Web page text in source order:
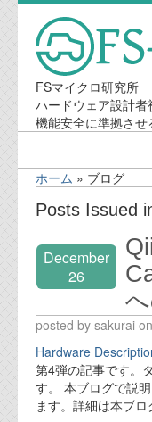
FSマイクロ研究所
ハードウェア設計
機能安全に準拠さ
ニュース
業務内容
機能安全コン
会社案内
会社概要
代表ご挨拶
ホーム » ブログ
Posts Issued
December
26
posted by sakurai
Hardware
第4弾の記事です。
す。 本ブログで説
ます。詳細は本ブロ